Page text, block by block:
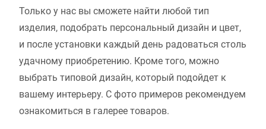
Только у нас вы сможете найти любой тип
изделия, подобрать персональный дизайн и цвет,
и после установки каждый день радоваться столь
удачному приобретению. Кроме того, можно
выбрать типовой дизайн, который подойдет к
вашему интерьеру. С фото примеров рекомендуем
ознакомиться в галерее товаров.